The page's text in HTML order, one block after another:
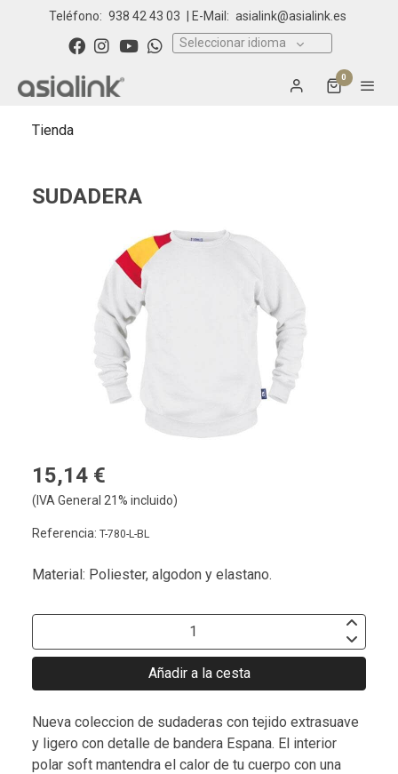
Teléfono: 938 42 43 03 | E-Mail: asialink@asialink.es
Seleccionar idioma
0
Tienda
SUDADERA
15,14 €
(IVA General 21% incluido)
Referencia: T-780-L-BL
Material: Poliester, algodon y elastano.
Añadir a la cesta
Nueva coleccion de sudaderas con tejido extrasuave
y ligero con detalle de bandera Espana. El interior
polar soft mantendra el calor de tu cuerpo con una